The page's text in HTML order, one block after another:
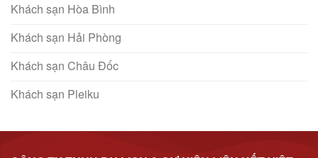
Khách sạn Hòa Bình
Khách sạn Hải Phòng
Khách sạn Châu Đốc
Khách sạn Pleiku